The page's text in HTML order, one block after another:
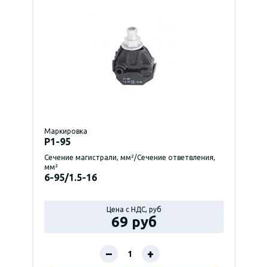
Маркировка
P1-95
Сечение магистрали, мм²/Сечение ответвления,
мм²
6-95/1.5-16
Цена с НДС, руб
69 руб
– +